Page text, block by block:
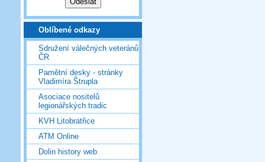
Oblíbené odkazy
Sdružení válečných veteránů
ČR
Pamětní desky - stránky
Vladimíra Štrupla
Asociace nositelů
legionářských tradic
KVH Litobratřice
ATM Online
Dolin history web